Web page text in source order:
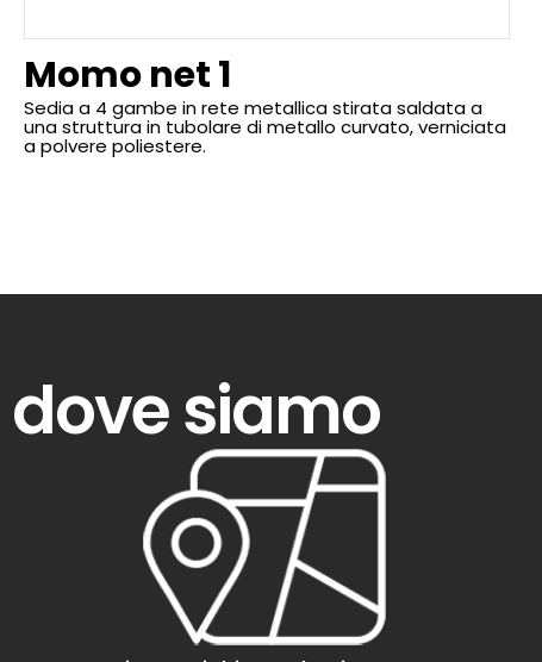
Momo net 1
Sedia a 4 gambe in rete metallica stirata saldata a
una struttura in tubolare di metallo curvato, verniciata
a polvere poliestere.
dove siamo